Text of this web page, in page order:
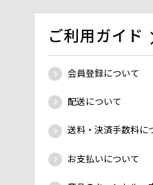
ご利用ガイド
会員登録について
配送について
送料・決済手数料に
お支払いについて